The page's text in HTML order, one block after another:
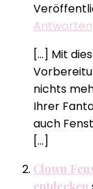
Antworten
[…] Mit
nichts
Ihrer
auch
[…]
Clown
entdecken